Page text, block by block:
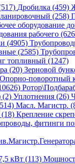
Дробилка (459)
(258)
оборудование
рабочего
(4905)
(2585)
топливный (1247)
(20) Зерновой
Опорно-поворотный
(2) Уплотнения (26)
Масл. Магистр.
Крепление
фитинги
кВт (113)